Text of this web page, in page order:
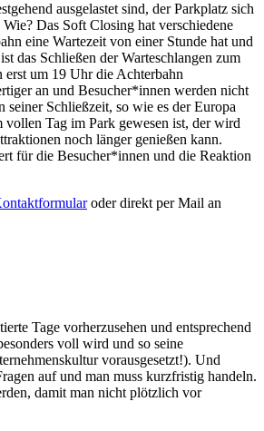
ausgelastet sind, der Parkplatz sich
Das Soft Closing hat verschiedene
eine Wartezeit von einer Stunde hat und
das Schließen der Warteschlangen zum
erst um 19 Uhr die Achterbahn
an und Besucher*innen werden nicht
seiner Schließzeit, so wie es der Europa
Tag im Park gewesen ist, der wird
noch länger genießen kann.
für die Besucher*innen und die Reaktion
oder direkt per Mail an
Tage vorherzusehen und entsprechend
voll wird und so seine
vorausgesetzt!). Und
auf und man muss kurzfristig handeln.
damit man nicht plötzlich vor